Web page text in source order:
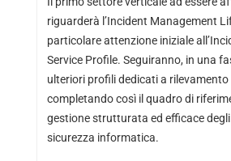
riguarderà l’Incident Management
particolare attenzione iniziale
Service Profile. Seguiranno, in una
ulteriori profili dedicati a rilevamento
completando così il quadro di
gestione strutturata ed efficace
sicurezza informatica.